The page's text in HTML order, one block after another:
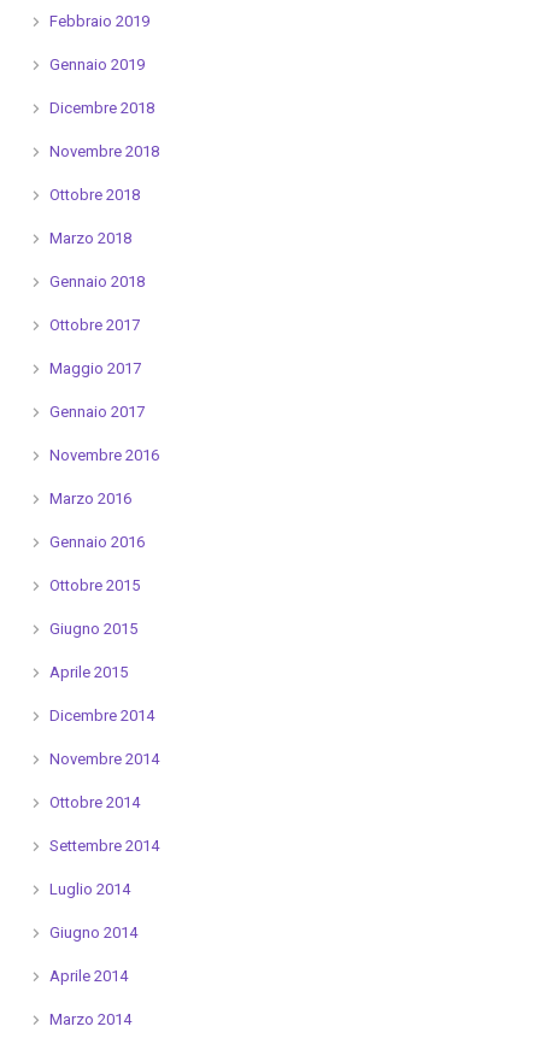
Febbraio 2019
Gennaio 2019
Dicembre 2018
Novembre 2018
Ottobre 2018
Marzo 2018
Gennaio 2018
Ottobre 2017
Maggio 2017
Gennaio 2017
Novembre 2016
Marzo 2016
Gennaio 2016
Ottobre 2015
Giugno 2015
Aprile 2015
Dicembre 2014
Novembre 2014
Ottobre 2014
Settembre 2014
Luglio 2014
Giugno 2014
Aprile 2014
Marzo 2014